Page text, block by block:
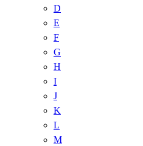
D
E
F
G
H
I
J
K
L
M